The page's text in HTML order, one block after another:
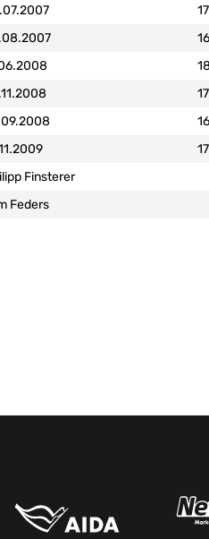
Finsterer
Feders